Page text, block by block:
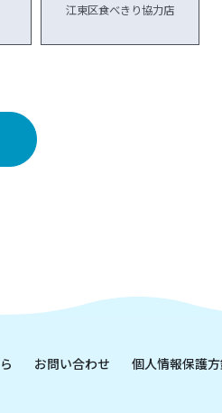
江東区食べきり協力店
お問い合わせ
個人情報保護